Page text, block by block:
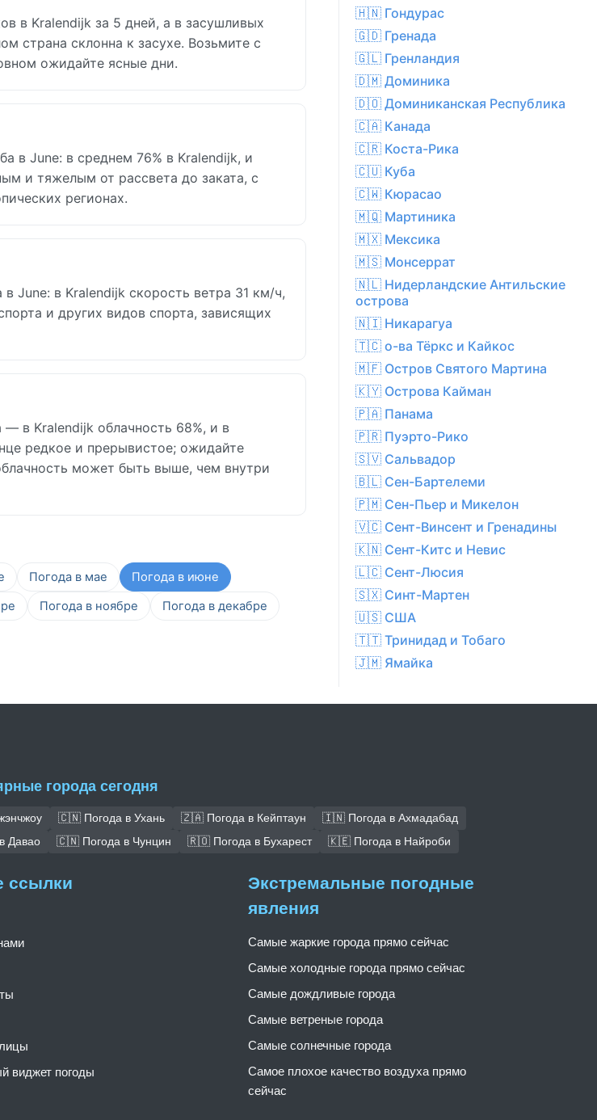
в Kralendijk за 5 дней, а в засушливых
страна склонна к засухе. Возьмите с
ожидайте ясные дни.
в June: в среднем 76% в Kralendijk, и
и тяжелым от рассвета до заката, с
регионах.
June: в Kralendijk скорость ветра 31 км/ч,
и других видов спорта, зависящих
в Kralendijk облачность 68%, и в
редкое и прерывистое; ожидайте
может быть выше, чем внутри
Погода в мае
Погода в июне
Погода в ноябре Погода в декабре
🇭🇳 Гондурас
🇬🇩 Гренада
🇬🇱 Гренландия
🇩🇲 Доминика
🇩🇴 Доминиканская Республика
🇨🇦 Канада
🇨🇷 Коста-Рика
🇨🇺 Куба
🇨🇼 Кюрасао
🇲🇶 Мартиника
🇲🇽 Мексика
🇲🇸 Монсеррат
🇳🇱 Нидерландские Антильские
острова
🇳🇮 Никарагуа
🇹🇨 о-ва Тёркс и Кайкос
🇲🇫 Остров Святого Мартина
🇰🇾 Острова Кайман
🇵🇦 Панама
🇵🇷 Пуэрто-Рико
🇸🇻 Сальвадор
🇧🇱 Сен-Бартелеми
🇵🇲 Сен-Пьер и Микелон
🇻🇨 Сент-Винсент и Гренадины
🇰🇳 Сент-Китс и Невис
🇱🇨 Сент-Люсия
🇸🇽 Синт-Мартен
🇺🇸 США
🇹🇹 Тринидад и Тобаго
🇯🇲 Ямайка
города сегодня
🇨🇳 Погода в Ухань 🇿🇦 Погода в Кейптаун
🇮🇳 Погода в Ахмадабад
Давао 🇨🇳 Погода в Чунцин 🇷🇴 Погода в Бухарест 🇰🇪 Погода в Найроби
ссылки
виджет погоды
Экстремальные погодные
явления
Самые жаркие города прямо сейчас
Самые холодные города прямо сейчас
Самые дождливые города
Самые ветреные города
Самые солнечные города
Самое плохое качество воздуха прямо
сейчас